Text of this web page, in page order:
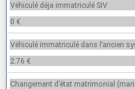
Véhiculé déja immatriculé SIV
0 €
Véhiculé immatriculé dans l’ancien
2.76 €
Changement d’état matrimonial